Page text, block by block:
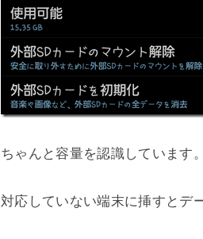
ちゃんと容量を認識しています。
対応していない端末に挿すとデ